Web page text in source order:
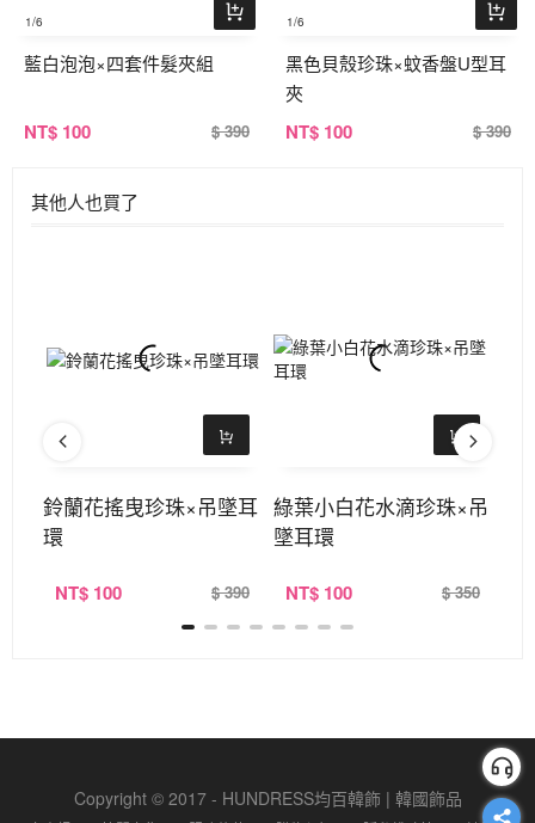
1/6
藍白泡泡×四套件髮夾組
NT$ 100 $ 390
1/6
黑色貝殼珍珠×蚊香盤U型耳
夾
NT$ 100 $ 390
其他人也買了
鈴蘭花搖曳珍珠×吊墜耳
環
NT$ 100 $ 390
綠葉小白花水滴珍珠×吊
墜耳環
NT$ 100 $ 350
Copyright © 2017 - HUNDRESS均百韓飾 | 韓國飾品